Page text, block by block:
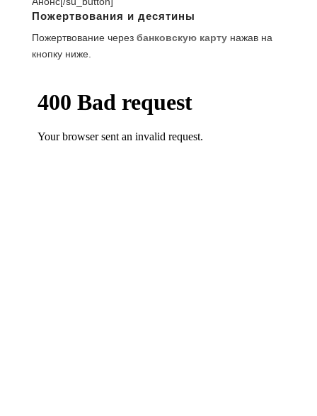
Пожертвования и десятины
Пожертвование через банковскую картунажав на
кнопку ниже.